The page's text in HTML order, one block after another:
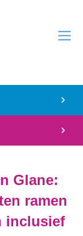
Glane:
ramen
inclusief